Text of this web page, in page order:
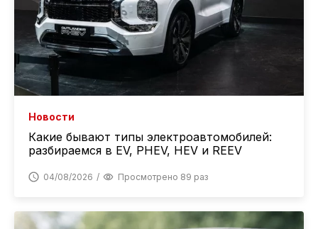
Новости
Какие бывают типы электроавтомобилей:
разбираемся в EV, PHEV, HEV и REEV
04/08/2026 Просмотрено 89 раз